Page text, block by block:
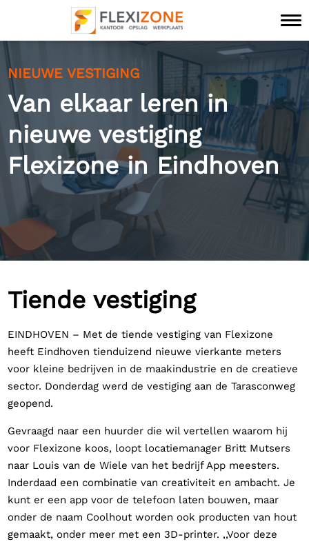
NIEUWE VESTIGING
Van elkaar leren in
nieuwe vestiging
Flexizone in Eindhoven
Tiende vestiging
EINDHOVEN – Met de tiende vestiging van Flexizone
heeft Eindhoven tienduizend nieuwe vierkante meters
voor kleine bedrijven in de maakindustrie en de creatieve
sector. Donderdag werd de vestiging aan de Tarasconweg
geopend.
Gevraagd naar een huurder die wil vertellen waarom hij
voor Flexizone koos, loopt locatiemanager Britt Mutsers
naar Louis van de Wiele van het bedrijf App meesters.
Inderdaad een combinatie van creativiteit en ambacht. Je
kunt er een app voor de telefoon laten bouwen, maar
onder de naam Coolhout worden ook producten van hout
gemaakt, onder meer met een 3D-printer. ,,Voor deze